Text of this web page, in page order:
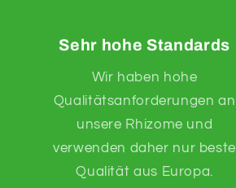
Sehr hohe Standards
Wir haben hohe
Qualitätsanforderungen an
unsere Rhizome und
verwenden daher nur beste
Qualität aus Europa.